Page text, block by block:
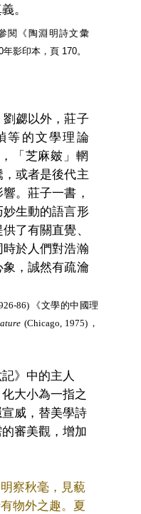
。
閱《陶淵明詩文彙
影印本，頁 170。
勰以外，莊子
等的文學理論
「芝麻皴」輞
或者是後代主
。莊子一書，
生動的語言形
了有關直覺、
於人們對浩瀚
，誠然有疏瀹
86)
《文學的中國理
(Chicago, 1975)，
》中的主人
大小為一指之
威，替美學詩
審美觀，增加
察秋毫，見藐
物外之趣。夏